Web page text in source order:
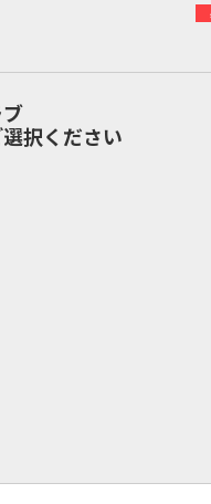
択ください